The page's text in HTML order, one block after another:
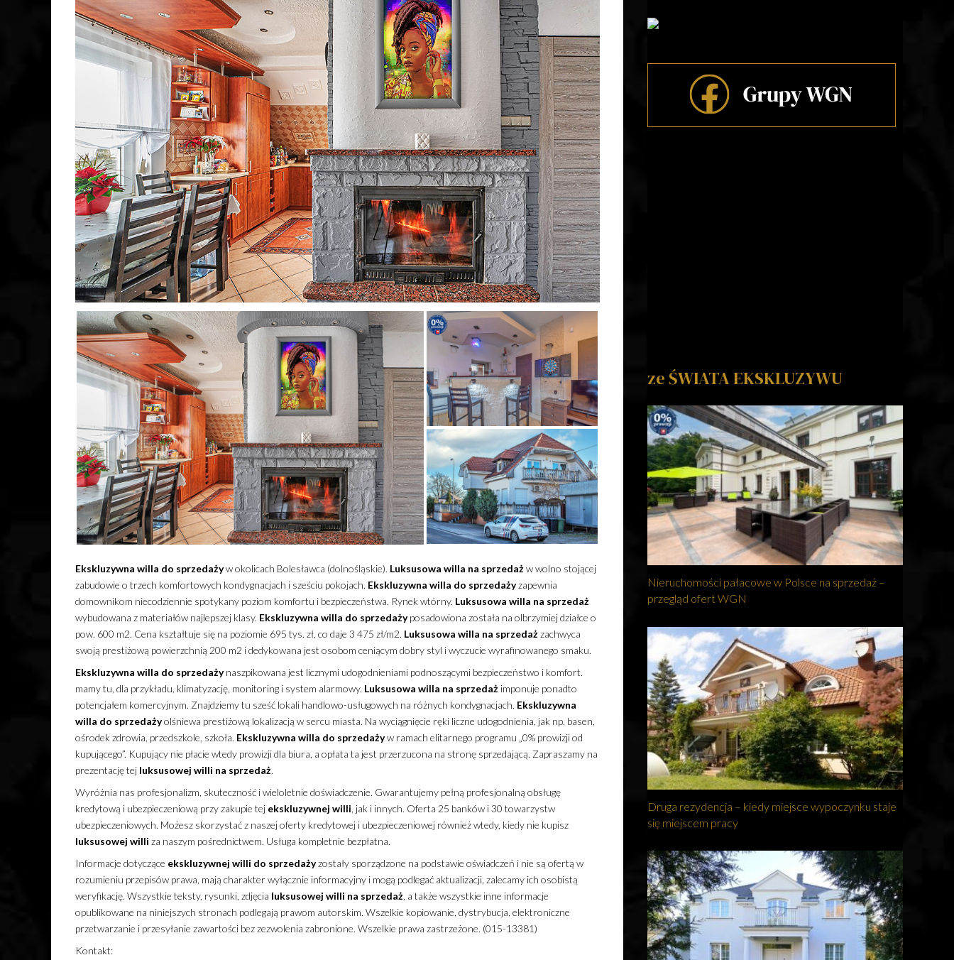
Ekskluzywna willa do sprzedażyw okolicach Bolesławca (dolnośląskie). Luksusowa willa na sprzedażw wolno stojącej
zabudowie o trzech komfortowych kondygnacjach i sześciu pokojach. Ekskluzywna willa do sprzedażyzapewnia
domownikom niecodziennie spotykany poziom komfortu i bezpieczeństwa. Rynek wtórny. Luksusowa willa na sprzedaż
wybudowana z materiałów najlepszej klasy. Ekskluzywna willa do sprzedażyposadowiona została na olbrzymiej działce o
pow. 600 m2. Cena kształtuje się na poziomie 695 tys. zł, co daje 3 475 zł/m2. Luksusowa willa na sprzedażzachwyca
swoją prestiżową powierzchnią 200 m2 i dedykowana jest osobom ceniącym dobry styl i wyczucie wyrafinowanego smaku.
Ekskluzywna willa do sprzedażynaszpikowana jest licznymi udogodnieniami podnoszącymi bezpieczeństwo i komfort.
mamy tu, dla przykładu, klimatyzację, monitoring i system alarmowy. Luksusowa willa na sprzedażimponuje ponadto
potencjałem komercyjnym. Znajdziemy tu sześć lokali handlowo-usługowych na różnych kondygnacjach. Ekskluzywna
willa do sprzedażyolśniewa prestiżową lokalizacją w sercu miasta. Na wyciągnięcie ręki liczne udogodnienia, jak np. basen,
ośrodek zdrowia, przedszkole, szkoła. Ekskluzywna willa do sprzedażyw ramach elitarnego programu „0% prowizji od
kupującego”. Kupujący nie płacie wtedy prowizji dla biura, a opłata ta jest przerzucona na stronę sprzedającą. Zapraszamy na
prezentację tej luksusowej willi na sprzedaż.
Wyróżnia nas profesjonalizm, skuteczność i wieloletnie doświadczenie. Gwarantujemy pełną profesjonalną obsługę
kredytową i ubezpieczeniową przy zakupie tej ekskluzywnej willi, jak i innych. Oferta 25 banków i 30 towarzystw
ubezpieczeniowych. Możesz skorzystać z naszej oferty kredytowej i ubezpieczeniowej również wtedy, kiedy nie kupisz
luksusowej willi za naszym pośrednictwem. Usługa kompletnie bezpłatna.
Informacje dotyczące ekskluzywnej willi do sprzedażyzostały sporządzone na podstawie oświadczeń i nie są ofertą w
rozumieniu przepisów prawa, mają charakter wyłącznie informacyjny i mogą podlegać aktualizacji, zalecamy ich osobistą
weryfikację. Wszystkie teksty, rysunki, zdjęcia luksusowej willi na sprzedaż, a także wszystkie inne informacje
opublikowane na niniejszych stronach podlegają prawom autorskim. Wszelkie kopiowanie, dystrybucja, elektroniczne
przetwarzanie i przesyłanie zawartości bez zezwolenia zabronione. Wszelkie prawa zastrzeżone. (015-13381)
Kontakt:
ze ŚWIATA EKSKLUZYWU
Nieruchomości pałacowe w Polsce na sprzedaż –
przegląd ofert WGN
Druga rezydencja – kiedy miejsce wypoczynku staje
się miejscem pracy